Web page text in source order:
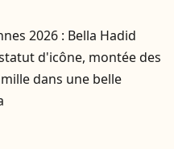
2026 : Bella Hadid
d'icône, montée des
dans une belle